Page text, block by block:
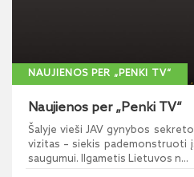
NAUJIENOS PER „PENKI TV“
Naujienos per „Penki TV“
Šalyje vieši JAV gynybos
vizitas – siekis pademonstruoti
saugumui. Ilgametis Lietuvos n...